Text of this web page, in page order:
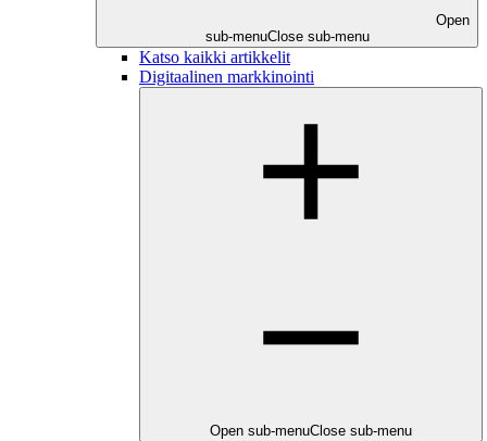
Open
sub-menuClose sub-menu
Katso kaikki artikkelit
Digitaalinen markkinointi
Open sub-menuClose sub-menu